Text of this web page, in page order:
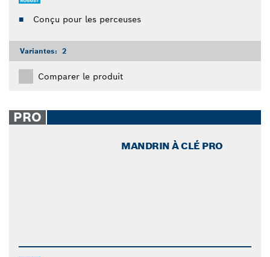
Conçu pour les perceuses
Variantes: 2
Comparer le produit
PRO
MANDRIN À CLÉ PRO